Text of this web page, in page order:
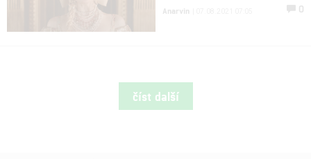
Anarvin 0
číst další